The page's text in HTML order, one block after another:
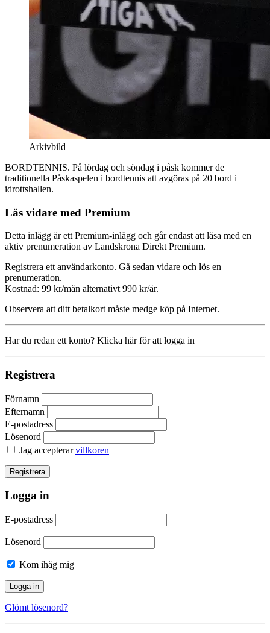
Arkivbild
BORDTENNIS. På lördag och söndag i påsk kommer de
traditionella Påskaspelen i bordtennis att avgöras på 20 bord i
idrottshallen.
Läs vidare med Premium
Detta inlägg är ett Premium-inlägg och går endast att läsa med en
aktiv prenumeration av Landskrona Direkt Premium.
Registrera ett användarkonto. Gå sedan vidare och lös en
prenumeration.
Kostnad: 99 kr/mån alternativt 990 kr/år.
Observera att ditt betalkort måste medge köp på Internet.
Har du redan ett konto? Klicka här för att logga in
Registrera
Förnamn
Efternamn
E-postadress
Lösenord
Jag accepterarvillkoren
Logga in
E-postadress
Lösenord
Kom ihåg mig
Glömt lösenord?